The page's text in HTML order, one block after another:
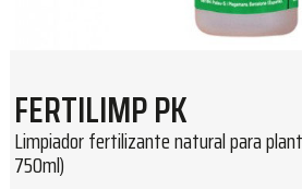
FERTILIMP PK
Limpiador fertilizante natural para
750ml)